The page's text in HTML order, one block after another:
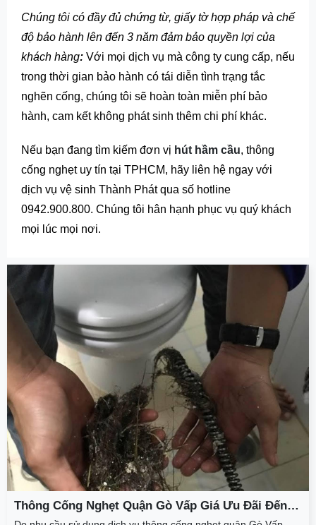
Chúng tôi có đầy đủ chứng từ, giấy tờ hợp pháp và chế
độ bảo hành lên đến 3 năm đảm bảo quyền lợi của
khách hàng: Với mọi dịch vụ mà công ty cung cấp, nếu
trong thời gian bảo hành có tái diễn tình trạng tắc
nghẽn cống, chúng tôi sẽ hoàn toàn miễn phí bảo
hành, cam kết không phát sinh thêm chi phí khác.
Nếu bạn đang tìm kiếm đơn vị hút hầm cầu, thông
cống nghẹtuy tín tại TPHCM, hãy liên hệ ngay với
dịch vụ vệ sinh Thành Phát qua số hotline
0942.900.800. Chúng tôi hân hạnh phục vụ quý khách
mọi lúc mọi nơi.
Thông Cống Nghẹt Quận Gò Vấp Giá Ưu Đãi Đến
50%, Bảo Hành 60 Tháng